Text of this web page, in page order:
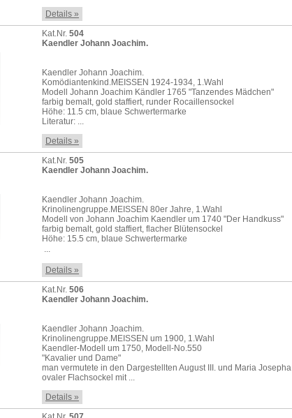
Details »
Kat.Nr. 504
Kaendler Johann Joachim.
Kaendler Johann Joachim.
Komödiantenkind.MEISSEN 1924-1934, 1.Wahl
Modell Johann Joachim Kändler 1765 "Tanzendes Mädchen"
farbig bemalt, gold staffiert, runder Rocaillensockel
Höhe: 11.5 cm, blaue Schwertermarke
Literatur: ...
Details »
Kat.Nr. 505
Kaendler Johann Joachim.
Kaendler Johann Joachim.
Krinolinengruppe.MEISSEN 80er Jahre, 1.Wahl
Modell von Johann Joachim Kaendler um 1740 "Der Handkuss"
farbig bemalt, gold staffiert, flacher Blütensockel
Höhe: 15.5 cm, blaue Schwertermarke
...
Details »
Kat.Nr. 506
Kaendler Johann Joachim.
Kaendler Johann Joachim.
Krinolinengruppe.MEISSEN um 1900, 1.Wahl
Kaendler-Modell um 1750, Modell-No.550
"Kavalier und Dame"
man vermutete in den Dargestellten August III. und Maria Josepha
ovaler Flachsockel mit ...
Details »